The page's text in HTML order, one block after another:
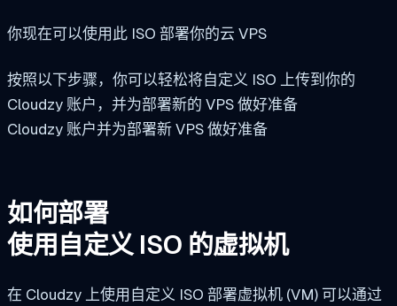
你现在可以使用此 ISO 部署你的云 VPS
按照以下步骤，你可以轻松将自定义 ISO 上传到你的
Cloudzy 账户，并为部署新的 VPS 做好准备
Cloudzy 账户并为部署新 VPS 做好准备
如何部署
使用自定义 ISO 的虚拟机
在 Cloudzy 上使用自定义 ISO 部署虚拟机 (VM) 可以通过